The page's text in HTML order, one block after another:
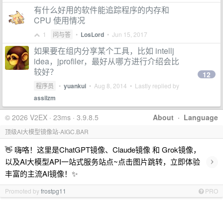
有什么好用的软件能追踪程序的内存和
CPU 使用情况
1 问与答 • LosLord • Jun 15, 2017
如果要在组内分享某个工具，比如 intellj
idea，jprofiler，最好从哪方进行介绍会比
较好？
程序员 • yuankui • Aug 8, 2014 • Lastly replied by
assilzm
12
About · Language
© 2026 V2EX · 23ms · 3.9.8.5
顶级AI大模型镜像站-AIGC.BAR
👋 嗨咯！这里是ChatGPT镜像、Claude镜像 和 Grok镜像，
以及AI大模型API一站式服务站点~点击图片跳转，立即体验
丰富的主流AI镜像！✨
›
Promoted byfrostpg11 PRO